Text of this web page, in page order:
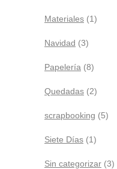
Materiales (1)
Navidad (3)
Papelería (8)
Quedadas (2)
scrapbooking (5)
Siete Días (1)
Sin categorizar (3)